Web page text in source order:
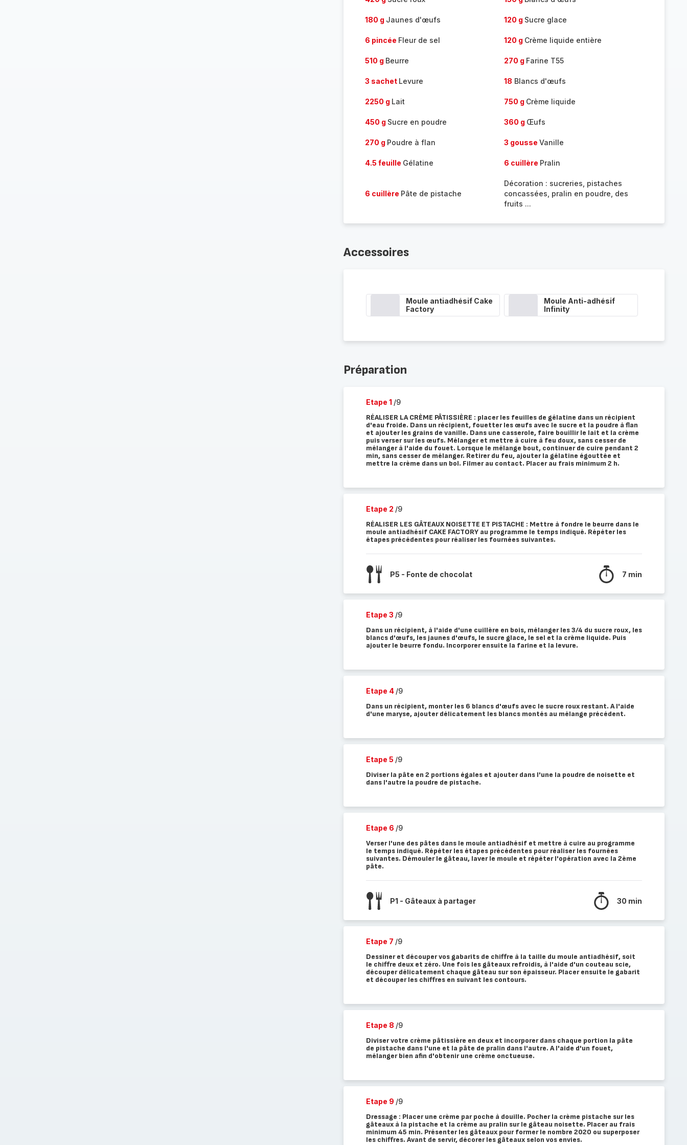
180 g Jaunes d'œufs 120 g Sucre glace
6 pincée Fleur de sel 120 g Crème liquide entière
510 g Beurre 270 g Farine T55
3 sachet Levure 18 Blancs d'œufs
2250 g Lait 750 g Crème liquide
450 g Sucre en poudre 360 g Œufs
270 g Poudre à flan 3 gousse Vanille
4.5 feuille Gélatine 6 cuillère Pralin
6 cuillère Pâte de pistache
Décoration : sucreries, pistaches
concassées, pralin en poudre, des
fruits ...
Accessoires
Moule antiadhésif Cake
Factory
Moule Anti-adhésif
Infinity
Préparation
Etape 1 /9
RÉALISER LA CRÈME PÂTISSIÈRE : placer les feuilles de gélatine dans un récipient
d'eau froide. Dans un récipient, fouetter les œufs avec le sucre et la poudre à flan
et ajouter les grains de vanille. Dans une casserole, faire bouillir le lait et la crème
puis verser sur les œufs. Mélanger et mettre à cuire à feu doux, sans cesser de
mélanger à l'aide du fouet. Lorsque le mélange bout, continuer de cuire pendant 2
min, sans cesser de mélanger. Retirer du feu, ajouter la gélatine égouttée et
mettre la crème dans un bol. Filmer au contact. Placer au frais minimum 2 h.
Etape 2 /9
RÉALISER LES GÂTEAUX NOISETTE ET PISTACHE : Mettre à fondre le beurre dans le
moule antiadhésif CAKE FACTORY au programme le temps indiqué. Répéter les
étapes précédentes pour réaliser les fournées suivantes.
P5 - Fonte de chocolat 7 min
Etape 3 /9
Dans un récipient, à l'aide d'une cuillère en bois, mélanger les 3/4 du sucre roux, les
blancs d'œufs, les jaunes d'œufs, le sucre glace, le sel et la crème liquide. Puis
ajouter le beurre fondu. Incorporer ensuite la farine et la levure.
Etape 4 /9
Dans un récipient, monter les 6 blancs d'œufs avec le sucre roux restant. A l'aide
d'une maryse, ajouter délicatement les blancs montés au mélange précédent.
Etape 5 /9
Diviser la pâte en 2 portions égales et ajouter dans l'une la poudre de noisette et
dans l'autre la poudre de pistache.
Etape 6 /9
Verser l'une des pâtes dans le moule antiadhésif et mettre à cuire au programme
le temps indiqué. Répéter les étapes précédentes pour réaliser les fournées
suivantes. Démouler le gâteau, laver le moule et répéter l'opération avec la 2ème
pâte.
P1 - Gâteaux à partager 30 min
Etape 7 /9
Dessiner et découper vos gabarits de chiffre à la taille du moule antiadhésif, soit
le chiffre deux et zéro. Une fois les gâteaux refroidis, à l'aide d'un couteau scie,
découper délicatement chaque gâteau sur son épaisseur. Placer ensuite le gabarit
et découper les chiffres en suivant les contours.
Etape 8 /9
Diviser votre crème pâtissière en deux et incorporer dans chaque portion la pâte
de pistache dans l'une et la pâte de pralin dans l'autre. A l'aide d'un fouet,
mélanger bien afin d'obtenir une crème onctueuse.
Etape 9 /9
Dressage : Placer une crème par poche à douille. Pocher la crème pistache sur les
gâteaux à la pistache et la crème au pralin sur le gâteau noisette. Placer au frais
minimum 45 min. Présenter les gâteaux pour former le nombre 2020 ou superposer
les chiffres. Avant de servir, décorer les gâteaux selon vos envies.